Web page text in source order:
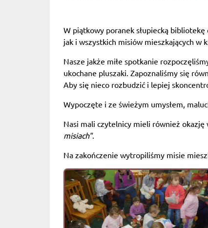
W piątkowy poranek słupiecką
jak i wszystkich misiów mieszkających w
Nasze jakże miłe spotkanie
ukochane pluszaki. Zapoznaliśmy się
Aby się nieco rozbudzić i lepiej
Wypoczęte i ze świeżym umysłem,
Nasi mali czytelnicy mieli również okazję
misiach".
Na zakończenie wytropiliśmy misie